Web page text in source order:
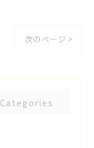
次のページ >
Categories